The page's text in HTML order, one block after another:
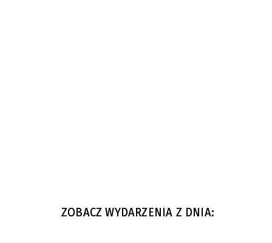
ZOBACZ WYDARZENIA Z DNIA: